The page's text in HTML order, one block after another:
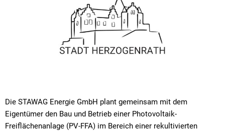
Die STAWAG Energie GmbH plant gemeinsam mit dem
Eigentümer den Bau und Betrieb einer Photovoltaik-
Freiflächenanlage (PV-FFA) im Bereich einer rekultivierten